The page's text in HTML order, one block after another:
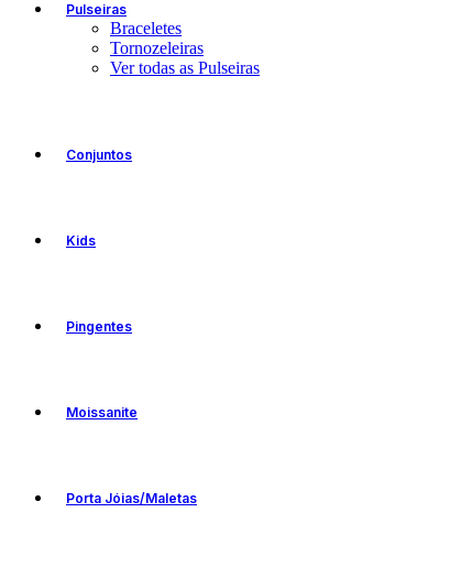
Pulseiras
Braceletes
Tornozeleiras
Ver todas as Pulseiras
Conjuntos
Kids
Pingentes
Moissanite
Porta Jóias/Maletas